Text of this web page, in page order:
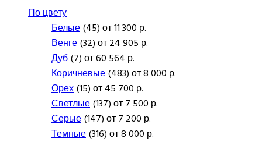
По цвету
Белые(45) от 11 300 р.
Венге(32) от 24 905 р.
Дуб(7) от 60 564 р.
Коричневые(483) от 8 000 р.
Орех(15) от 45 700 р.
Светлые(137) от 7 500 р.
Серые(147) от 7 200 р.
Темные(316) от 8 000 р.